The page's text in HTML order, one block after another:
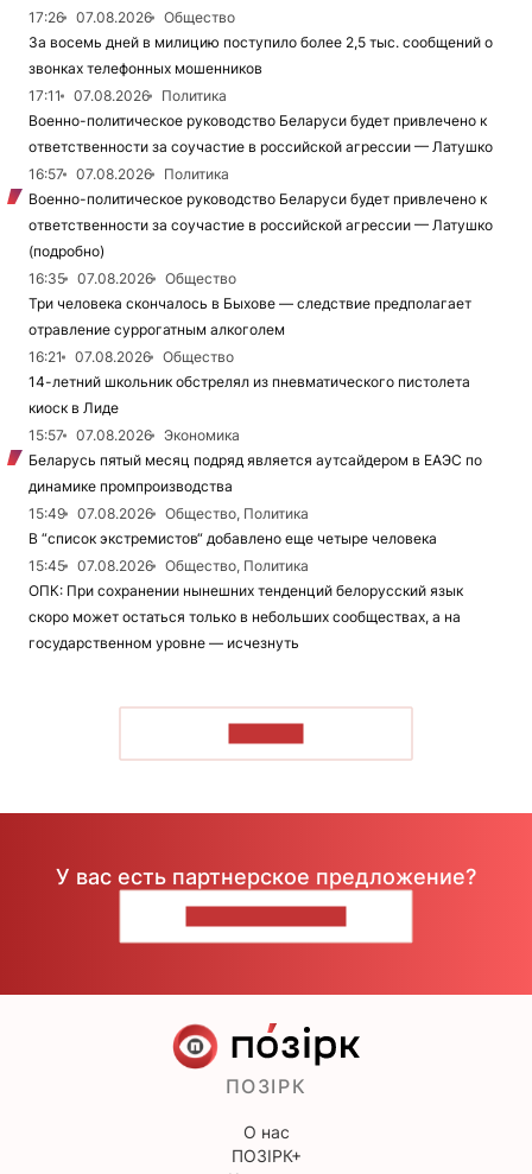
17:26
07.08.2026
Общество
За восемь дней в милицию поступило более 2,5 тыс. сообщений о
звонках телефонных мошенников
17:11
07.08.2026
Политика
Военно-политическое руководство Беларуси будет привлечено к
ответственности за соучастие в российской агрессии — Латушко
16:57
07.08.2026
Политика
Военно-политическое руководство Беларуси будет привлечено к
ответственности за соучастие в российской агрессии — Латушко
(подробно)
16:35
07.08.2026
Общество
Три человека скончалось в Быхове — следствие предполагает
отравление суррогатным алкоголем
16:21
07.08.2026
Общество
14-летний школьник обстрелял из пневматического пистолета
киоск в Лиде
15:57
07.08.2026
Экономика
Беларусь пятый месяц подряд является аутсайдером в ЕАЭС по
динамике промпроизводства
15:49
07.08.2026
Общество, Политика
В “список экстремистов“ добавлено еще четыре человека
15:45
07.08.2026
Общество, Политика
ОПК: При сохранении нынешних тенденций белорусский язык
скоро может остаться только в небольших сообществах, а на
государственном уровне — исчезнуть
У вас есть партнерское предложение?
ПОЗІРК
О нас
ПОЗІРК+